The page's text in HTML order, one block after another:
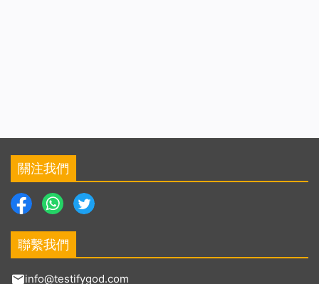
關注我們
聯繫我們
info@testifygod.com